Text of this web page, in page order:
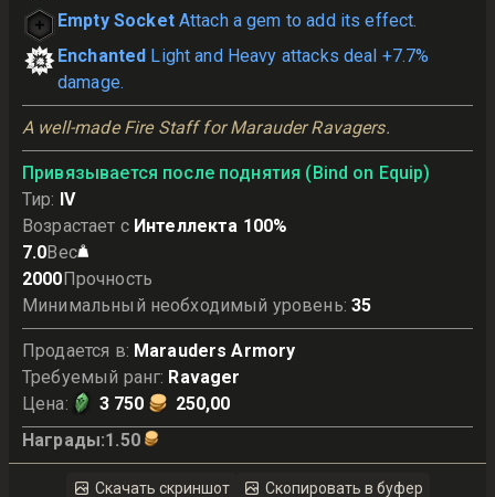
Empty Socket Attach a gem to add its effect.
Enchanted Light and Heavy attacks deal +7.7%
damage.
A well-made Fire Staff for Marauder Ravagers.
Привязывается после поднятия (Bind on Equip)
Тир: IV
Возрастает с Интеллекта 100%
7.0Вес
2000Прочность
Минимальный необходимый уровень: 35
Продается в: Marauders Armory
Требуемый ранг: Ravager
Цена: 3 750
250,00
Награды:1.50
Скачать скриншот Скопировать в буфер